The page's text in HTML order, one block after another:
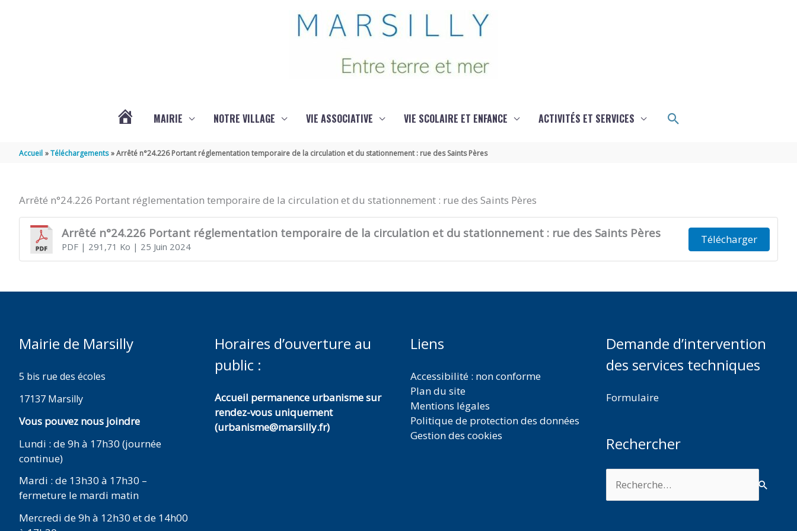
MAIRIE NOTRE VILLAGE VIE ASSOCIATIVE VIE SCOLAIRE ET ENFANCE ACTIVITÉS ET SERVICES Rechercher
Accueil Téléchargements Arrêté n°24.226 Portant réglementation temporaire de la circulation et du stationnement : rue des Saints Pères
Arrêté n°24.226 Portant réglementation temporaire de la circulation et du stationnement : rue des Saints Pères
Arrêté n°24.226 Portant réglementation temporaire de la circulation et du stationnement : rue des Saints Pères
PDF| 291,71 Ko | 25 Juin 2024
Télécharger
Mairie de Marsilly
5 bis rue des écoles
17137 Marsilly
Vous pouvez nous joindre
Lundi : de 9h à 17h30 (journée
continue)
Mardi : de 13h30 à 17h30 –
fermeture le mardi matin
Mercredi de 9h à 12h30 et de 14h00
Horaires d’ouverture au
public :
Accueil permanence urbanisme sur
rendez-vous uniquement
(urbanisme@marsilly.fr)
Liens
Accessibilité : non conforme
Plan du site
Mentions légales
Politique de protection des données
Gestion des cookies
Demande d’intervention
des services techniques
Formulaire
Rechercher